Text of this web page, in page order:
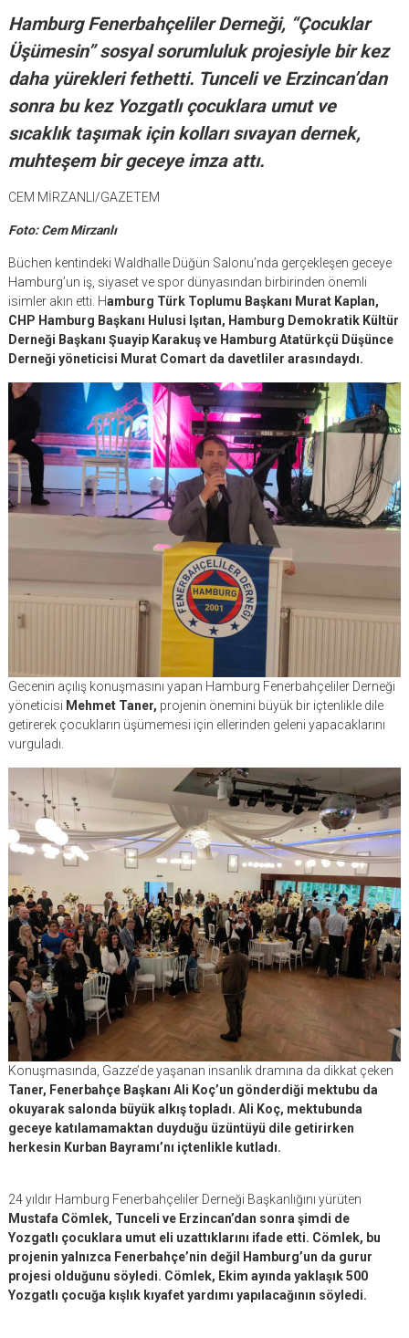
Hamburg Fenerbahçeliler Derneği, “Çocuklar
Üşümesin” sosyal sorumluluk projesiyle bir kez
daha yürekleri fethetti. Tunceli ve Erzincan’dan
sonra bu kez Yozgatlı çocuklara umut ve
sıcaklık taşımak için kolları sıvayan dernek,
muhteşem bir geceye imza attı.
CEM MİRZANLI/GAZETEM
Foto: Cem Mirzanlı
Büchen kentindeki Waldhalle Düğün Salonu’nda gerçekleşen geceye
Hamburg’un iş, siyaset ve spor dünyasından birbirinden önemli
isimler akın etti. Hamburg Türk Toplumu Başkanı Murat Kaplan,
CHP Hamburg Başkanı Hulusi Işıtan, Hamburg Demokratik Kültür
Derneği Başkanı Şuayip Karakuş ve Hamburg Atatürkçü Düşünce
Derneği yöneticisi Murat Comart da davetliler arasındaydı.
Gecenin açılış konuşmasını yapan Hamburg Fenerbahçeliler Derneği
yöneticisi Mehmet Taner, projenin önemini büyük bir içtenlikle dile
getirerek çocukların üşümemesi için ellerinden geleni yapacaklarını
vurguladı.
Konuşmasında, Gazze’de yaşanan insanlık dramına da dikkat çeken
Taner, Fenerbahçe Başkanı Ali Koç’un gönderdiği mektubu da
okuyarak salonda büyük alkış topladı. Ali Koç, mektubunda
geceye katılamamaktan duyduğu üzüntüyü dile getirirken
herkesin Kurban Bayramı’nı içtenlikle kutladı.
24 yıldır Hamburg Fenerbahçeliler Derneği Başkanlığını yürüten
Mustafa Cömlek, Tunceli ve Erzincan’dan sonra şimdi de
Yozgatlı çocuklara umut eli uzattıklarını ifade etti. Cömlek, bu
projenin yalnızca Fenerbahçe’nin değil Hamburg’un da gurur
projesi olduğunu söyledi. Cömlek, Ekim ayında yaklaşık 500
Yozgatlı çocuğa kışlık kıyafet yardımı yapılacağının söyledi.